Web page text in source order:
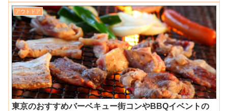
アウトドア
東京のおすすめバーベキュー街コンやBBQイベントの